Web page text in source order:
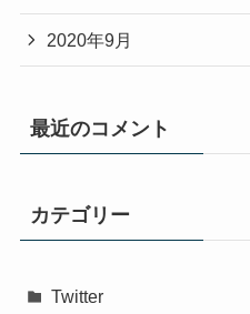
2020年9月
最近のコメント
カテゴリー
Twitter